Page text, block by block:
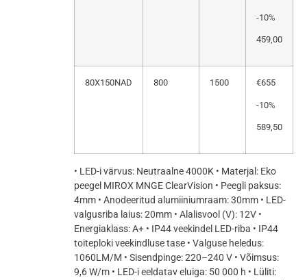
-10%
459,00
80X150NAD 800 1500 €655
-10%
589,50
• LED-i värvus: Neutraalne 4000K • Materjal: Eko
peegel MIROX MNGE ClearVision • Peegli paksus:
4mm • Anodeeritud alumiiniumraam: 30mm • LED-
valgusriba laius: 20mm • Alalisvool (V): 12V •
Energiaklass: A+ • IP44 veekindel LED-riba • IP44
toiteploki veekindluse tase • Valguse heledus:
1060LM/M • Sisendpinge: 220–240 V • Võimsus:
9,6 W/m • LED-i eeldatav eluiga: 50 000 h • Lüliti: